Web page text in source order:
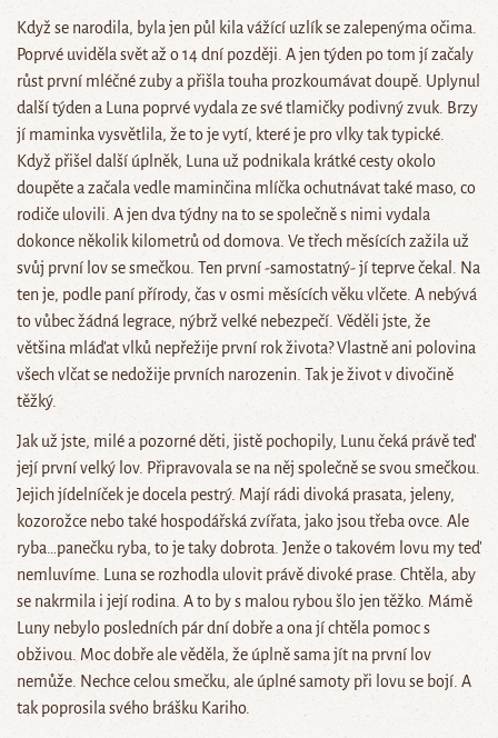
Když se narodila, byla jen půl kila vážící uzlík se zalepenýma očima.
Poprvé uviděla svět až o 14 dní později. A jen týden po tom jí začaly
růst první mléčné zuby a přišla touha prozkoumávat doupě. Uplynul
další týden a Luna poprvé vydala ze své tlamičky podivný zvuk. Brzy
jí maminka vysvětlila, že to je vytí, které je pro vlky tak typické.
Když přišel další úplněk, Luna už podnikala krátké cesty okolo
doupěte a začala vedle maminčina mlíčka ochutnávat také maso, co
rodiče ulovili. A jen dva týdny na to se společně s nimi vydala
dokonce několik kilometrů od domova. Ve třech měsících zažila už
svůj první lov se smečkou. Ten první -samostatný- jí teprve čekal. Na
ten je, podle paní přírody, čas v osmi měsících věku vlčete. A nebývá
to vůbec žádná legrace, nýbrž velké nebezpečí. Věděli jste, že
většina mláďat vlků nepřežije první rok života? Vlastně ani polovina
všech vlčat se nedožije prvních narozenin. Tak je život v divočině
těžký.
Jak už jste, milé a pozorné děti, jistě pochopily, Lunu čeká právě teď
její první velký lov. Připravovala se na něj společně se svou smečkou.
Jejich jídelníček je docela pestrý. Mají rádi divoká prasata, jeleny,
kozorožce nebo také hospodářská zvířata, jako jsou třeba ovce. Ale
ryba…panečku ryba, to je taky dobrota. Jenže o takovém lovu my teď
nemluvíme. Luna se rozhodla ulovit právě divoké prase. Chtěla, aby
se nakrmila i její rodina. A to by s malou rybou šlo jen těžko. Mámě
Luny nebylo posledních pár dní dobře a ona jí chtěla pomoc s
obživou. Moc dobře ale věděla, že úplně sama jít na první lov
nemůže. Nechce celou smečku, ale úplné samoty při lovu se bojí. A
tak poprosila svého brášku Kariho.